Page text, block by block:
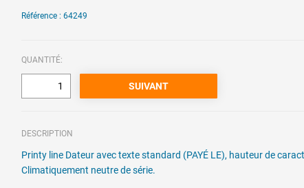
Référence : 64249
QUANTITÉ:
DESCRIPTION
Printy line Dateur avec texte standard (PAYÉ LE), hauteur de
Climatiquement neutre de série.